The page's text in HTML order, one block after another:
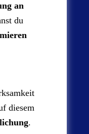
an
du
diesem
.